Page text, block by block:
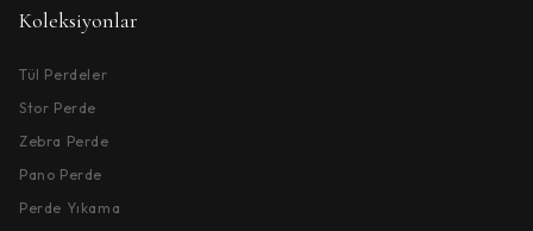
Koleksiyonlar
Tül Perdeler
Stor Perde
Zebra Perde
Pano Perde
Perde Yıkama